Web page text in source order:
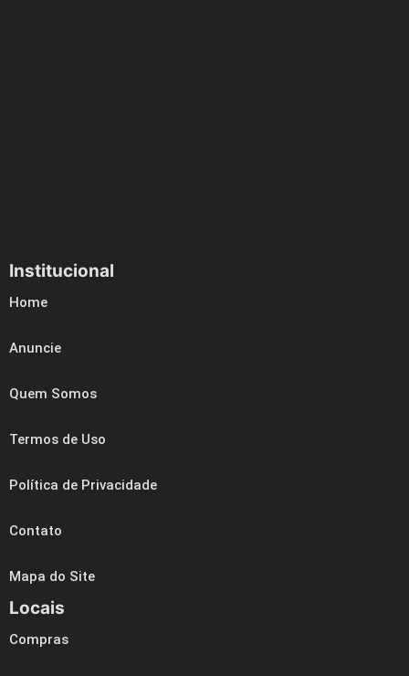
Institucional
Home
Anuncie
Quem Somos
Termos de Uso
Política de Privacidade
Contato
Mapa do Site
Locais
Compras